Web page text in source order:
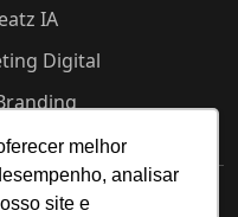
melhor
analisar
site e
IA
Digital
de Marketing Digital